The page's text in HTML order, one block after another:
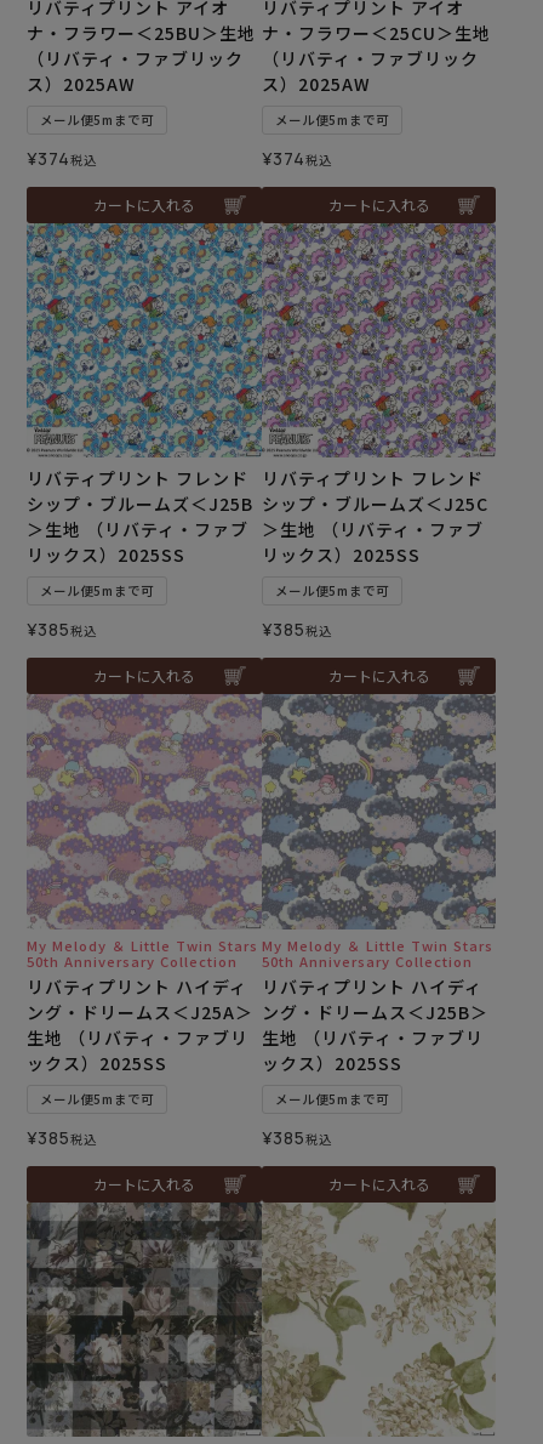
リバティプリント アイオ
ナ・フラワー＜25BU＞生地
（リバティ・ファブリック
ス）2025AW
メール便5mまで可
¥374税込
カートに入れる
リバティプリント アイオ
ナ・フラワー＜25CU＞生地
（リバティ・ファブリック
ス）2025AW
メール便5mまで可
¥374税込
カートに入れる
リバティプリント フレンド
シップ・ブルームズ＜J25B
＞生地 （リバティ・ファブ
リックス）2025SS
メール便5mまで可
¥385税込
カートに入れる
リバティプリント フレンド
シップ・ブルームズ＜J25C
＞生地 （リバティ・ファブ
リックス）2025SS
メール便5mまで可
¥385税込
カートに入れる
My Melody ＆ Little Twin Stars
50th Anniversary Collection
リバティプリント ハイディ
ング・ドリームス＜J25A＞
生地 （リバティ・ファブリ
ックス）2025SS
メール便5mまで可
¥385税込
カートに入れる
My Melody ＆ Little Twin Stars
50th Anniversary Collection
リバティプリント ハイディ
ング・ドリームス＜J25B＞
生地 （リバティ・ファブリ
ックス）2025SS
メール便5mまで可
¥385税込
カートに入れる